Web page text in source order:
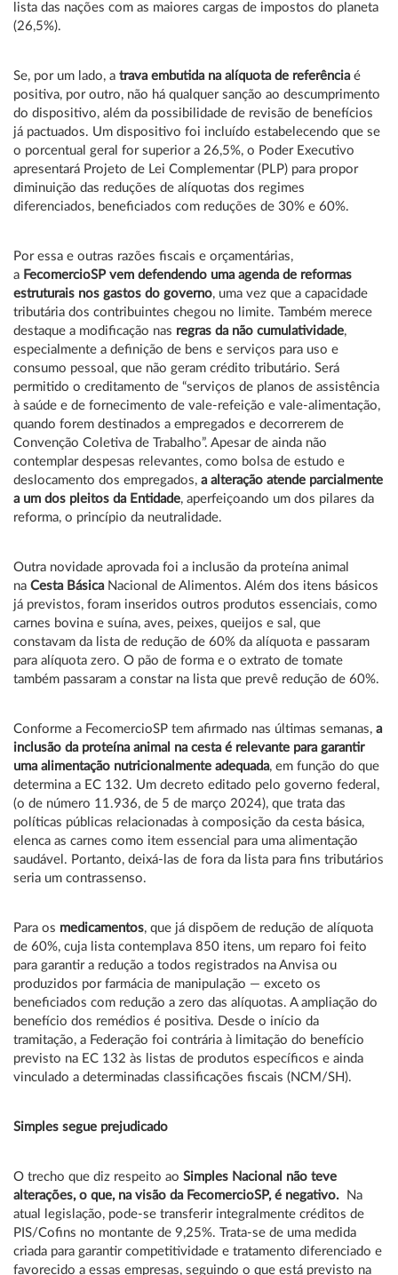
lista das nações com as maiores cargas de impostos do planeta
(26,5%).
Se, por um lado, a trava embutida na alíquota de referência é
positiva, por outro, não há qualquer sanção ao descumprimento
do dispositivo, além da possibilidade de revisão de benefícios
já pactuados. Um dispositivo foi incluído estabelecendo que se
o porcentual geral for superior a 26,5%, o Poder Executivo
apresentará Projeto de Lei Complementar (PLP) para propor
diminuição das reduções de alíquotas dos regimes
diferenciados, beneficiados com reduções de 30% e 60%.
Por essa e outras razões fiscais e orçamentárias,
a FecomercioSP vem defendendo uma agenda de reformas
estruturais nos gastos do governo, uma vez que a capacidade
tributária dos contribuintes chegou no limite. Também merece
destaque a modificação nas regras da não cumulatividade,
especialmente a definição de bens e serviços para uso e
consumo pessoal, que não geram crédito tributário. Será
permitido o creditamento de “serviços de planos de assistência
à saúde e de fornecimento de vale-refeição e vale-alimentação,
quando forem destinados a empregados e decorrerem de
Convenção Coletiva de Trabalho”. Apesar de ainda não
contemplar despesas relevantes, como bolsa de estudo e
deslocamento dos empregados, a alteração atende parcialmente
a um dos pleitos da Entidade, aperfeiçoando um dos pilares da
reforma, o princípio da neutralidade.
Outra novidade aprovada foi a inclusão da proteína animal
na Cesta Básica Nacional de Alimentos. Além dos itens básicos
já previstos, foram inseridos outros produtos essenciais, como
carnes bovina e suína, aves, peixes, queijos e sal, que
constavam da lista de redução de 60% da alíquota e passaram
para alíquota zero. O pão de forma e o extrato de tomate
também passaram a constar na lista que prevê redução de 60%.
Conforme a FecomercioSP tem afirmado nas últimas semanas, a
inclusão da proteína animal na cesta é relevante para garantir
uma alimentação nutricionalmente adequada, em função do que
determina a EC 132. Um decreto editado pelo governo federal,
(o de número 11.936, de 5 de março 2024), que trata das
políticas públicas relacionadas à composição da cesta básica,
elenca as carnes como item essencial para uma alimentação
saudável. Portanto, deixá-las de fora da lista para fins tributários
seria um contrassenso.
Para os medicamentos, que já dispõem de redução de alíquota
de 60%, cuja lista contemplava 850 itens, um reparo foi feito
para garantir a redução a todos registrados na Anvisa ou
produzidos por farmácia de manipulação — exceto os
beneficiados com redução a zero das alíquotas. A ampliação do
benefício dos remédios é positiva. Desde o início da
tramitação, a Federação foi contrária à limitação do benefício
previsto na EC 132 às listas de produtos específicos e ainda
vinculado a determinadas classificações fiscais (NCM/SH).
Simples segue prejudicado
O trecho que diz respeito ao Simples Nacional não teve
alterações, o que, na visão da FecomercioSP, é negativo.
Na
atual legislação, pode-se transferir integralmente créditos de
PIS/Cofins no montante de 9,25%. Trata-se de uma medida
criada para garantir competitividade e tratamento diferenciado e
favorecido a essas empresas, seguindo o que está previsto na